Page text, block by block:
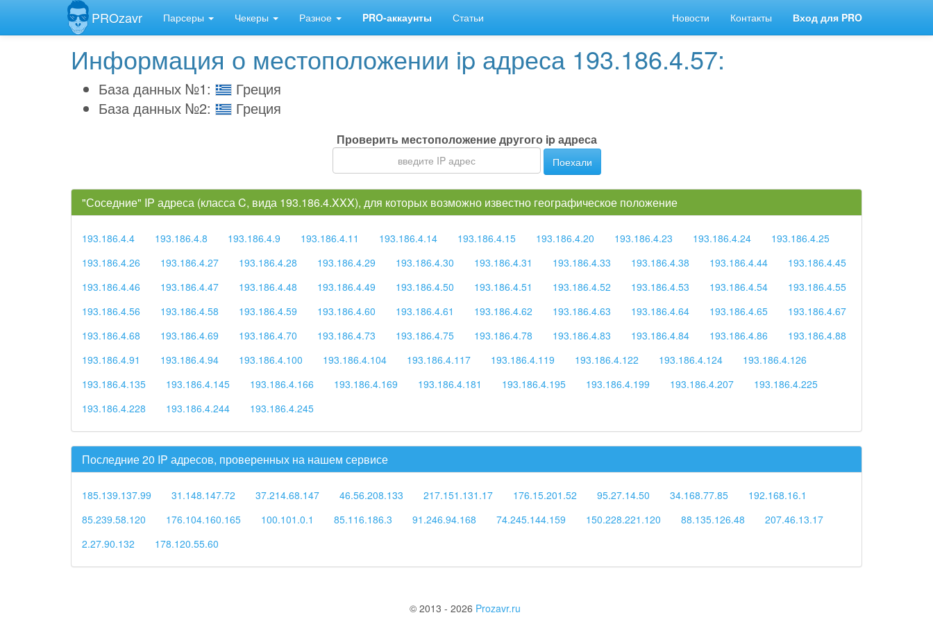
PROzavr Парсеры Чекеры Разное PRO-аккаунты Статьи Новости Контакты Вход для PRO
Информация о местоположении ip адреса 193.186.4.57:
База данных №1:
Греция
База данных №2:
Греция
Проверить местоположение другого ip адреса
Поехали
"Соседние" IP адреса (класса C, вида 193.186.4.XXX), для которых возможно известно географическое положение
193.186.4.4 193.186.4.8 193.186.4.9 193.186.4.11 193.186.4.14 193.186.4.15 193.186.4.20 193.186.4.23 193.186.4.24
193.186.4.25
193.186.4.26
193.186.4.27 193.186.4.28 193.186.4.29 193.186.4.30 193.186.4.31 193.186.4.33 193.186.4.38 193.186.4.44
193.186.4.45
193.186.4.46
193.186.4.47 193.186.4.48 193.186.4.49 193.186.4.50 193.186.4.51 193.186.4.52 193.186.4.53 193.186.4.54
193.186.4.55
193.186.4.56
193.186.4.58 193.186.4.59 193.186.4.60 193.186.4.61 193.186.4.62 193.186.4.63 193.186.4.64 193.186.4.65
193.186.4.67
193.186.4.68
193.186.4.69 193.186.4.70 193.186.4.73 193.186.4.75 193.186.4.78 193.186.4.83 193.186.4.84 193.186.4.86
193.186.4.88
193.186.4.91
193.186.4.94 193.186.4.100 193.186.4.104 193.186.4.117 193.186.4.119 193.186.4.122 193.186.4.124
193.186.4.126
193.186.4.135
193.186.4.145 193.186.4.166 193.186.4.169 193.186.4.181 193.186.4.195 193.186.4.199 193.186.4.207
193.186.4.225
193.186.4.228
193.186.4.244 193.186.4.245
Последние 20 IP адресов, проверенных на нашем сервисе
185.139.137.99 31.148.147.72 37.214.68.147 46.56.208.133 217.151.131.17 176.15.201.52 95.27.14.50 34.168.77.85
192.168.16.1
85.239.58.120
176.104.160.165 100.101.0.1 85.116.186.3 91.246.94.168 74.245.144.159 150.228.221.120 88.135.126.48
207.46.13.17
2.27.90.132
178.120.55.60
© 2013 - 2026 Prozavr.ru